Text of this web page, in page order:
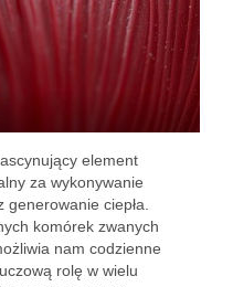
element
za wykonywanie
ciepła.
komórek zwanych
nam codzienne
rolę w wielu